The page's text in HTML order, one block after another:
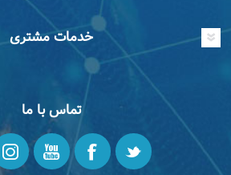
خدمات مشتری
تماس با ما